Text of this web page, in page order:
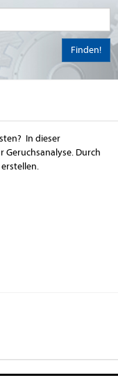
Finden!
In dieser
Durch